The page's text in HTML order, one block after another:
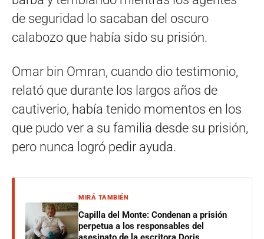
de seguridad lo sacaban del oscuro
calabozo que había sido su prisión.
Omar bin Omran, cuando dio testimonio,
relató que durante los largos años de
cautiverio, había tenido momentos en los
que pudo ver a su familia desde su prisión,
pero nunca logró pedir ayuda.
MIRÁ TAMBIÉN
Capilla del Monte: Condenan a prisión
perpetua a los responsables del